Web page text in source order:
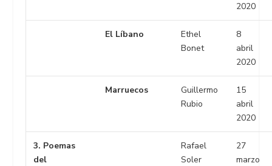
2020
El Líbano
Ethel
Bonet
8
abril
2020
Marruecos
Guillermo
Rubio
15
abril
2020
3. Poemas
del
Rafael
Soler
27
marzo